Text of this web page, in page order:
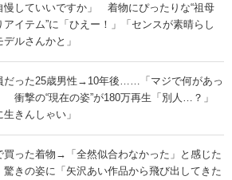
慢していいですか」 着物にぴったりな“祖母
アイテム”に「ひえー！」「センスが素晴らし
ルさんかと」
だった25歳男性→10年後……「マジで何があっ
衝撃の“現在の姿”が180万再生「別人…？」
生きんしゃい」
買った着物→「全然似合わなかった」と感じた
の姿に「矢沢あい作品から飛び出してきた